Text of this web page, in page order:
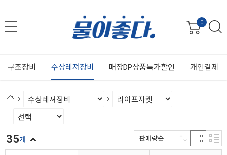
0
구조장비 수상레져장비 매장DP상품특가할인 개인결제
35개 판매량순